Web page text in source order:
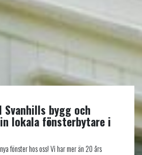
bygg och
lokala fönsterbytare i
fönster hos oss! Vi har mer än 20 års